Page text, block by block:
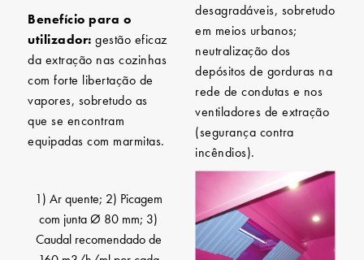
Benefício para o
utilizador: gestão eficaz
da extração nas cozinhas
com forte libertação de
vapores, sobretudo as
que se encontram
equipadas com marmitas.
1) Ar quente; 2) Picagem
com junta Ø 80 mm; 3)
Caudal recomendado de
desagradáveis, sobretudo
em meios urbanos;
neutralização dos
depósitos de gorduras na
rede de condutas e nos
ventiladores de extração
(segurança contra
incêndios).